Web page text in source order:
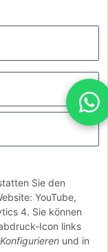
Sie den
YouTube,
4. Sie können
Icon links
Konfigurieren und in
selber machen!
Dann